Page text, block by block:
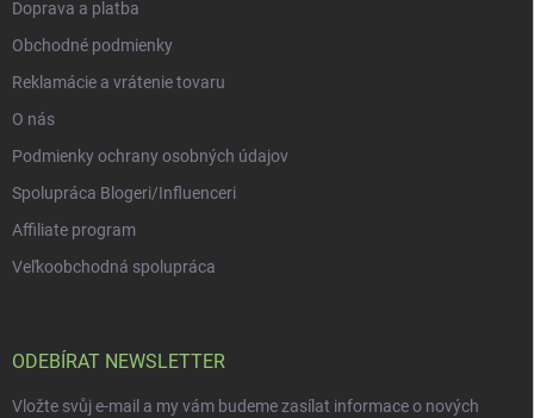
Doprava a platba
Obchodné podmienky
Reklamácie a vrátenie tovaru
O nás
Podmienky ochrany osobných údajov
Spolupráca Blogeri/Influenceri
Affiliate program
Veľkoobchodná spolupráca
ODEBÍRAT NEWSLETTER
Vložte svůj e-mail a my vám budeme zasílat informace o nových